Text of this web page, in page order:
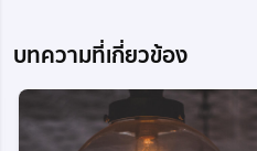
บทความที่เกี่ยวข้อง